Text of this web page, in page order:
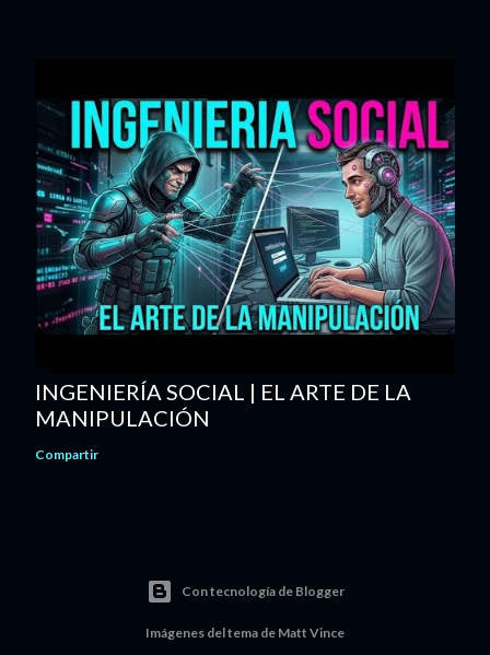
INGENIERÍA SOCIAL | EL ARTE DE LA
MANIPULACIÓN
Compartir
Con tecnología de Blogger
Imágenes del tema de Matt Vince